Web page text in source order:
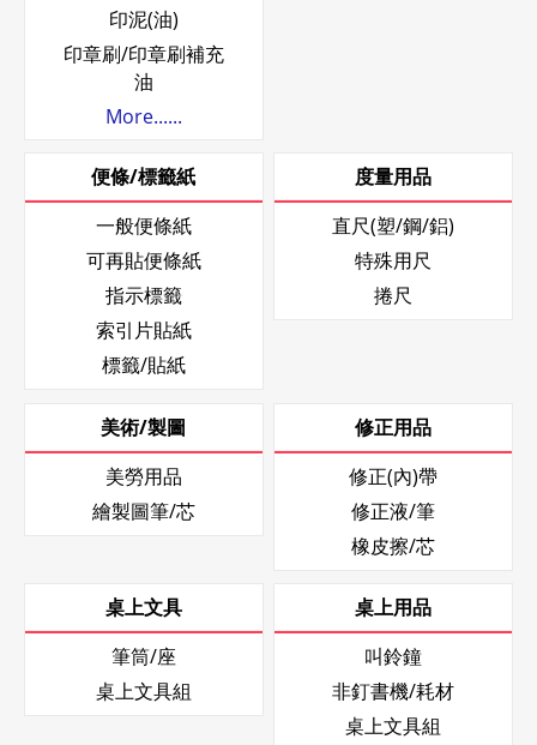
印泥(油)
印章刷/印章刷補充
油
More......
便條/標籤紙
一般便條紙
可再貼便條紙
指示標籤
索引片貼紙
標籤/貼紙
度量用品
直尺(塑/鋼/鋁)
特殊用尺
捲尺
美術/製圖
美勞用品
繪製圖筆/芯
修正用品
修正(內)帶
修正液/筆
橡皮擦/芯
桌上文具
筆筒/座
桌上文具組
桌上用品
叫鈴鐘
非釘書機/耗材
桌上文具組